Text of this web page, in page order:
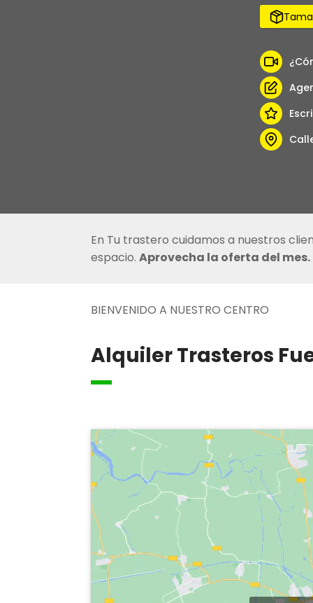
En Tu trastero cuidamos a nuestros
espacio. Aprovecha la oferta del mes.
BIENVENIDO A NUESTRO CENTRO
Alquiler Trasteros